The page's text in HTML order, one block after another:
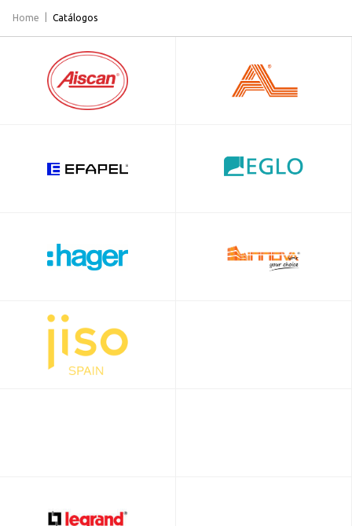
Home Catálogos